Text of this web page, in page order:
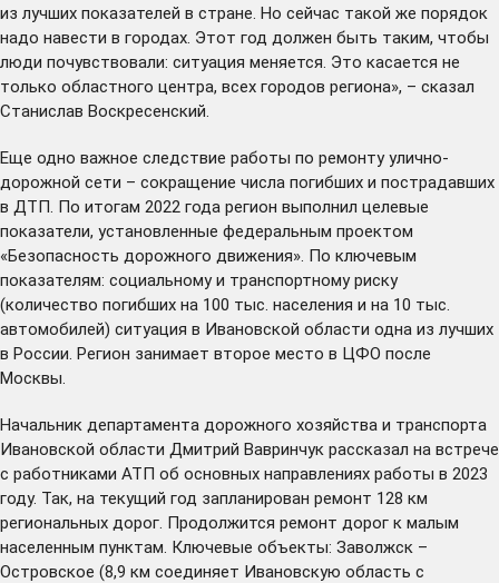
из лучших показателей в стране. Но сейчас такой же порядок
надо навести в городах. Этот год должен быть таким, чтобы
люди почувствовали: ситуация меняется. Это касается не
только областного центра, всех городов региона», – сказал
Станислав Воскресенский.
Еще одно важное следствие работы по ремонту улично-
дорожной сети – сокращение числа погибших и пострадавших
в ДТП. По итогам 2022 года регион выполнил целевые
показатели, установленные федеральным проектом
«Безопасность дорожного движения». По ключевым
показателям: социальному и транспортному риску
(количество погибших на 100 тыс. населения и на 10 тыс.
автомобилей) ситуация в Ивановской области одна из лучших
в России. Регион занимает второе место в ЦФО после
Москвы.
Начальник департамента дорожного хозяйства и транспорта
Ивановской области Дмитрий Вавринчук рассказал на встрече
с работниками АТП об основных направлениях работы в 2023
году. Так, на текущий год запланирован ремонт 128 км
региональных дорог. Продолжится ремонт дорог к малым
населенным пунктам. Ключевые объекты: Заволжск –
Островское (8,9 км соединяет Ивановскую область с